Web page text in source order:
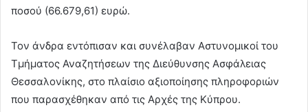
ποσού (66.679,61) ευρώ.
Τον άνδρα εντόπισαν και συνέλαβαν Αστυνομικοί του
Τμήματος Αναζητήσεων της Διεύθυνσης Ασφάλειας
Θεσσαλονίκης, στο πλαίσιο αξιοποίησης πληροφοριών
που παρασχέθηκαν από τις Αρχές της Κύπρου.